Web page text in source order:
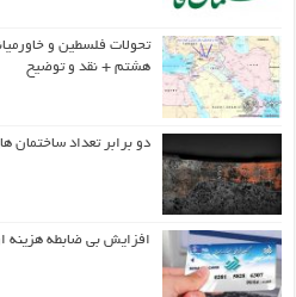
تحولات فلسطین و
هشتم + نقد و توضیح
دو برابر تعداد ساختمان
افزایش بی ضابطه هزینه